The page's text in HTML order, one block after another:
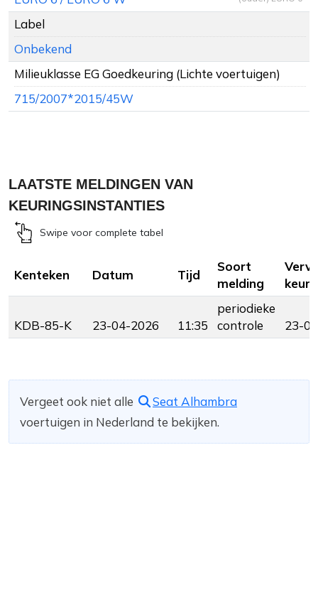
Label
Onbekend
Milieuklasse EG Goedkeuring (Lichte voertuigen)
715/2007*2015/45W
LAATSTE MELDINGEN VAN
KEURINGSINSTANTIES
Swipe voor complete tabel
Kenteken Datum Tijd
Soort
melding
KDB-85-K 23-04-2026 11:35
periodieke
controle
23-
Vergeet ook niet alle
Seat Alhambra
voertuigen in Nederland te bekijken.